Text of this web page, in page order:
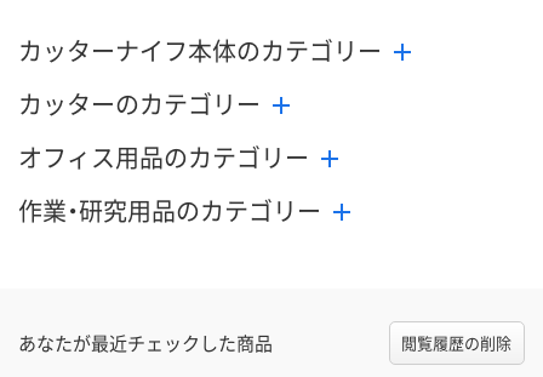
カッターナイフ本体のカテゴリー
カッターのカテゴリー
オフィス用品のカテゴリー
作業・研究用品のカテゴリー
あなたが最近チェックした商品 閲覧履歴の削除